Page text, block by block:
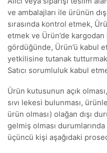
ve ambalajları ile ürünün
sırasında kontrol etmek,
etmek ve Ürün’de
gördüğünde, Ürün’ü kabul
yetkilisine tutanak
Satıcı sorumluluk kabul
Ürün kutusunun açık
sıvı lekesi bulunması,
ürün olması) olağan dışı
gelmiş olması
üçüncü kişi aşağıdaki